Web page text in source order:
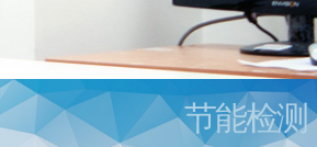
节能检测